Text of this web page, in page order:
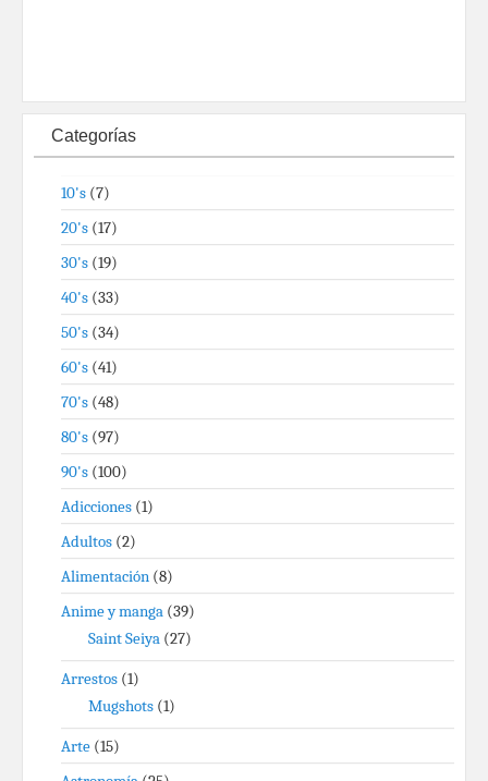
Categorías
10's (7)
20's (17)
30's (19)
40's (33)
50's (34)
60's (41)
70's (48)
80's (97)
90's (100)
Adicciones (1)
Adultos (2)
Alimentación (8)
Anime y manga (39)
Saint Seiya (27)
Arrestos (1)
Mugshots (1)
Arte (15)